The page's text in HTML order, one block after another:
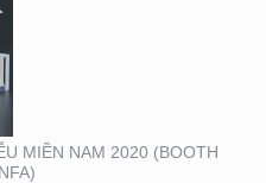
MIỀN NAM 2020 (BOOTH